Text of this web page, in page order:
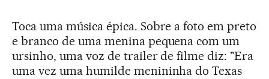
Toca uma música épica. Sobre a foto em preto
e branco de uma menina pequena com um
ursinho, uma voz de trailer de filme diz: "Era
uma vez uma humilde menininha do Texas